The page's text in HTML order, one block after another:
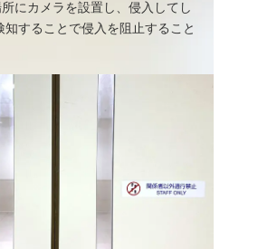
にカメラを設置し、侵入してし
知することで侵入を阻止すること